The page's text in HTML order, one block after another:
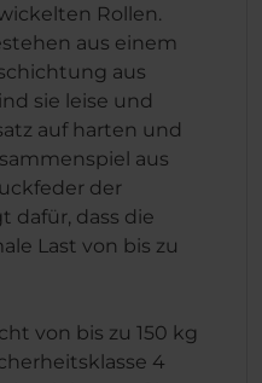
Rollen.
aus einem
aus
sie leise und
auf harten und
aus
der
dafür, dass die
Last von bis zu
von bis zu 150 kg
4